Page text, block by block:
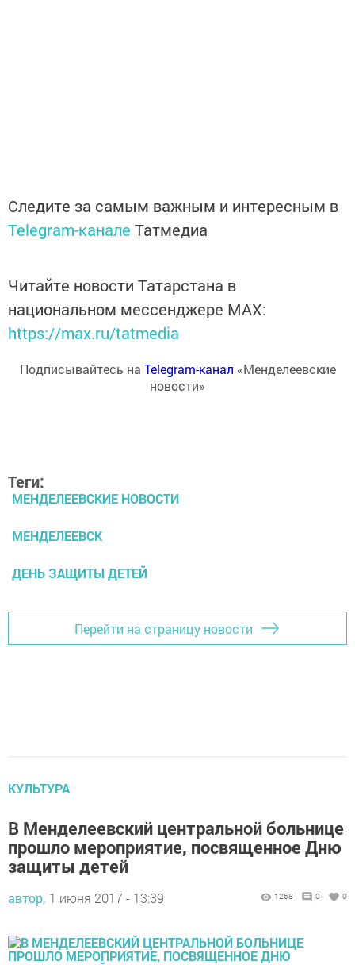
Следите за самым важным и интересным в
Telegram-канале Татмедиа
Читайте новости Татарстана в
национальном мессенджере MАХ:
https://max.ru/tatmedia
Подписывайтесь на Telegram-канал «Менделеевские
новости»
Теги:
МЕНДЕЛЕЕВСКИЕ НОВОСТИ
МЕНДЕЛЕЕВСК
ДЕНЬ ЗАЩИТЫ ДЕТЕЙ
Перейти на страницу новости
КУЛЬТУРА
В Менделеевский центральной больнице
прошло мероприятие, посвященное Дню
защиты детей
автор, 1 июня 2017 - 13:39 1258 0 0